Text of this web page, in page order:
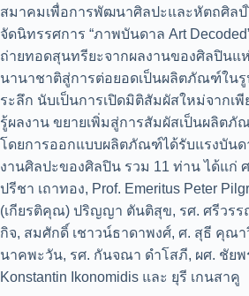
สมาคมเพื่อการพัฒนาศิลปะและหัตถศิลป์
จัดนิทรรศการ “ภาพบันดาล Art
ถ่ายทอดสุนทรียะจากผลงานของศิลปินแ
นานาชาติสู่การต่อยอดเป็นผลิตภัณฑ์ใน
ระลึก นับเป็นการเปิดมิติสัมผัสใหม่จากเ
รู้ผลงาน ขยายเพิ่มสู่การสัมผัสเป็นผลิตภั
โดยการออกแบบผลิตภัณฑ์ได้รับแรงบันด
งานศิลปะของศิลปิน รวม 11 ท่าน ได้แก่
ปรีชา เถาทอง, Prof. Emeritus Peter
(เกียรติคุณ) ปริญญา ตันติสุข, รศ. ศรีวรร
กิจ, สมศักดิ์ เชาวน์ธาดาพงศ์, ศ. สุธี คุณ
นาคพะวัน, รศ. กันจณา ดำโสภี, ผศ. ชัยพ
Konstantin Ikonomidis และ ยุรี เกนสาคู